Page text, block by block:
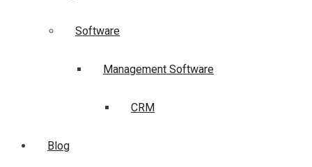
Software
Management Software
CRM
Blog